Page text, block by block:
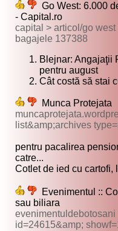
Go West: 6.000
- Capital.ro
capital > articol/go
bagajele 137388
Blejnar: Angajaţii
pentru august
Cât costă să stai
Munca Protejata
list&amp;archives
pentru pacalirea
catre...
Cotlet de ied cu cartofi,
Evenimentul ::
sau biliara
evenimentuldebotosani
id=24615&amp;